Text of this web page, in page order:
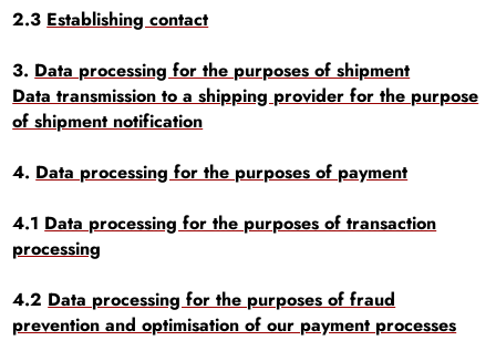
2.3 Establishing contact
3. Data processing for the purposes of shipment
Data transmission to a shipping provider for the purpose
of shipment notification
4. Data processing for the purposes of payment
4.1 Data processing for the purposes of transaction
processing
4.2 Data processing for the purposes of fraud
prevention and optimisation of our payment processes